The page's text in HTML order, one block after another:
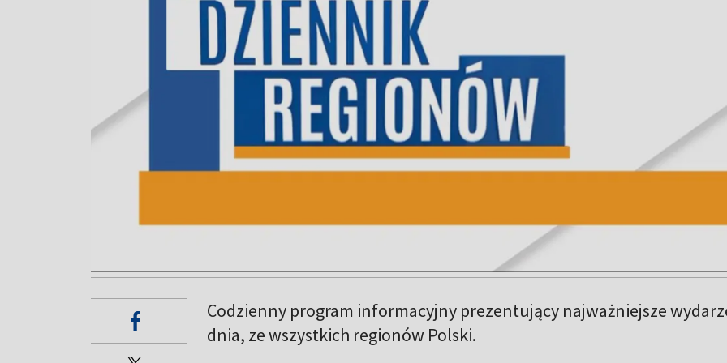
Codzienny program informacyjny prezentujący najważniejsze
dnia, ze wszystkich regionów Polski.